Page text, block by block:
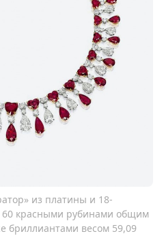
из платины и 18-
60 красными рубинами общим
бриллиантами весом 59,09